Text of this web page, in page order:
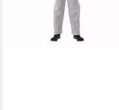
lieferbar - in 2-3 Werktagen bei dir